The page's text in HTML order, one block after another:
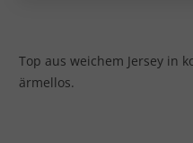
Top aus weichem Jersey in
ärmellos.